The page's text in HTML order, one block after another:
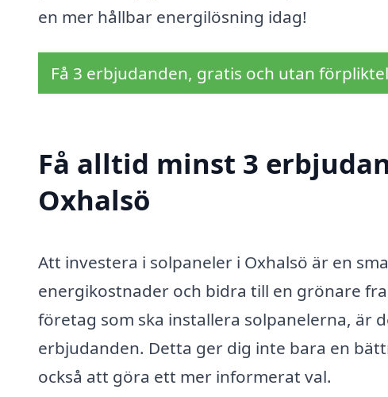
en mer hållbar energilösning idag!
Få 3 erbjudanden, gratis och utan
Få alltid minst 3
Oxhalsö
Att investera i solpaneler i Oxhalsö är en
energikostnader och bidra till en grönare
företag som ska installera solpanelerna, är
erbjudanden. Detta ger dig inte bara en
också att göra ett mer informerat val.